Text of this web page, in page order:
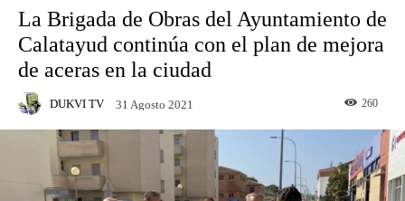
La Brigada de Obras del Ayuntamiento de
Calatayud continúa con el plan de mejora
de aceras en la ciudad
DUKVI TV 31 Agosto 2021 260